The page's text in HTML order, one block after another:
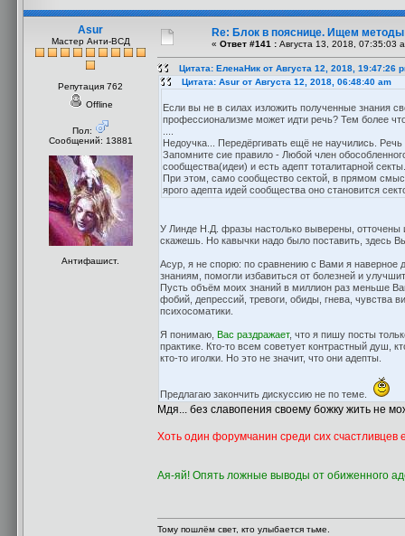
Asur
Мастер Анти-ВСД
Репутация 762
Offline
Пол:
Сообщений: 13881
Антифашист.
Re: Блок в пояснице. Ищем методы
« Ответ #141 : Августа 13, 2018, 07:35:03
Цитата: ЕленаНик от Августа 12, 2018, 19:47:26
Цитата: Asur от Августа 12, 2018, 06:48:40 am
Если вы не в силах изложить полученные знания
профессионализме может идти речь? Тем более
Недоучка... Передёргивать ещё не научились.
Запомните сие правило - Любой член
сообщества(идеи) и есть адепт тоталитарной секты.
При этом, само сообщество сектой, в прямом
ярого адепта идей сообщества оно становится
У Линде Н.Д. фразы настолько выверены,
скажешь. Но кавычки надо было поставить, здесь
Асур, я не спорю: по сравнению с Вами я наверное
знаниям, помогли избавиться от болезней и
Пусть объём моих знаний в миллион раз меньше
фобий, депрессий, тревоги, обиды, гнева, чувства
психосоматики.
Я понимаю, Вас раздражает, что я пишу посты
практике. Кто-то всем советует контрастный душ,
кто-то иголки. Но это не значит, что они адепты.
Предлагаю закончить дискуссию не по теме.
Мдя... без славопения своему божку жить не
Хоть один форумчанин среди сих счастливцев
Ая-яй! Опять ложные выводы от обиженного
Тому пошлём свет, кто улыбается тьме.